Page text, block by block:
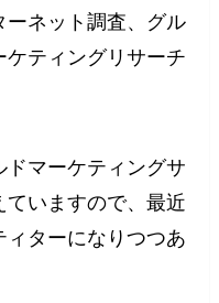
ーネット調査、グル
ティングリサーチ
マーケティングサ
いますので、最近
ターになりつつあ